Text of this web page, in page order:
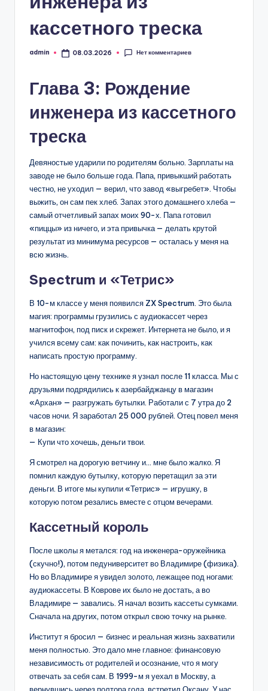
U
кассетного треска
Запись
admin 08.03.2026 Нет комментариев
Глава 3: Рождение
инженера из кассетного
треска
Девяностые ударили по родителям больно. Зарплаты на
заводе не было больше года. Папа, привыкший работать
честно, не уходил — верил, что завод «выгребет». Чтобы
выжить, он сам пек хлеб. Запах этого домашнего хлеба —
самый отчетливый запах моих 90-х. Папа готовил
«пиццы» из ничего, и эта привычка — делать крутой
результат из минимума ресурсов — осталась у меня на
всю жизнь.
Spectrum и «Тетрис»
В 10-м классе у меня появился ZX Spectrum. Это была
магия: программы грузились с аудиокассет через
магнитофон, под писк и скрежет. Интернета не было, и я
учился всему сам: как починить, как настроить, как
написать простую программу.
Но настоящую цену технике я узнал после 11 класса. Мы с
друзьями подрядились к азербайджанцу в магазин
«Архан» — разгружать бутылки. Работали с 7 утра до 2
часов ночи. Я заработал 25 000 рублей. Отец повел меня
в магазин:
— Купи что хочешь, деньги твои.
Я смотрел на дорогую ветчину и… мне было жалко. Я
помнил каждую бутылку, которую перетащил за эти
деньги. В итоге мы купили «Тетрис» — игрушку, в
которую потом резались вместе с отцом вечерами.
Кассетный король
После школы я метался: год на инженера-оружейника
(скучно!), потом педуниверситет во Владимире (физика).
Но во Владимире я увидел золото, лежащее под ногами:
аудиокассеты. В Коврове их было не достать, а во
Владимире — завались. Я начал возить кассеты сумками.
Сначала на других, потом открыл свою точку на рынке.
Институт я бросил — бизнес и реальная жизнь захватили
меня полностью. Это дало мне главное: финансовую
независимость от родителей и осознание, что я могу
отвечать за себя сам. В 1999-м я уехал в Москву, а